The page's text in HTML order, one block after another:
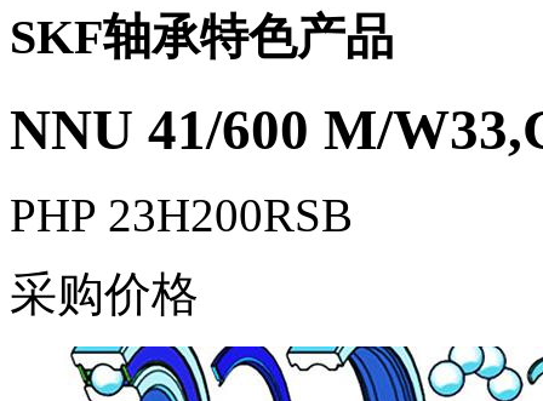
SKF轴承特色产品
NNU 41/600 M/
PHP 23H200RSB
采购价格